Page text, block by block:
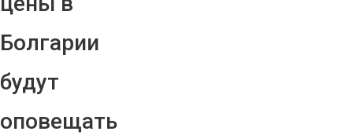
Болгарии
будут
оповещать